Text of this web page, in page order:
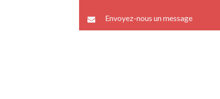
Envoyez-nous un message